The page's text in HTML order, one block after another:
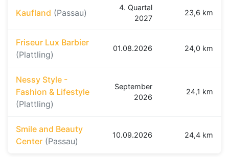
Kaufland (Passau)
4. Quartal
2027
23,6 km
Friseur Lux Barbier
(Plattling)
01.08.2026 24,0 km
Nessy Style -
Fashion & Lifestyle
(Plattling)
September
2026
24,1 km
Smile and Beauty
Center (Passau)
10.09.2026 24,4 km